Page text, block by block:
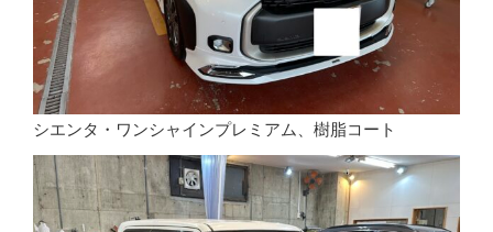
シエンタ・ワンシャインプレミアム、樹脂コート